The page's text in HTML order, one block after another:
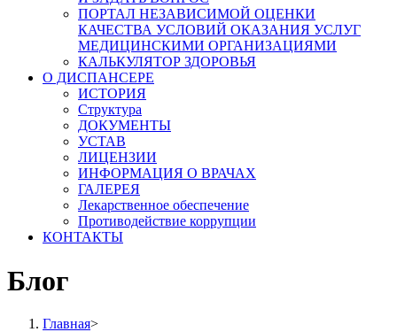
ПОРТАЛ НЕЗАВИСИМОЙ ОЦЕНКИ
КАЧЕСТВА УСЛОВИЙ ОКАЗАНИЯ УСЛУГ
МЕДИЦИНСКИМИ ОРГАНИЗАЦИЯМИ
КАЛЬКУЛЯТОР ЗДОРОВЬЯ
О ДИСПАНСЕРЕ
ИСТОРИЯ
Структура
ДОКУМЕНТЫ
УСТАВ
ЛИЦЕНЗИИ
ИНФОРМАЦИЯ О ВРАЧАХ
ГАЛЕРЕЯ
Лекарственное обеспечение
Противодействие коррупции
КОНТАКТЫ
Блог
Главная>